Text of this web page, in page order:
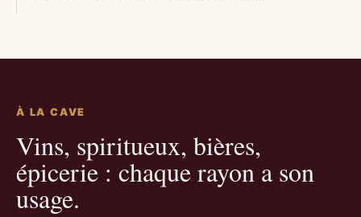
À LA CAVE
Vins, spiritueux, bières,
épicerie : chaque rayon a son
usage.